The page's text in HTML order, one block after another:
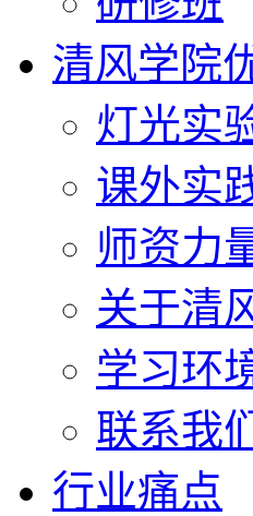
清风学院
灯光实
课外实
师资力
关于清
学习环
联系我们
行业痛点